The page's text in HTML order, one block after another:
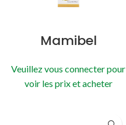
Mamibel
Veuillez vous connecter pour
voir les prix et acheter